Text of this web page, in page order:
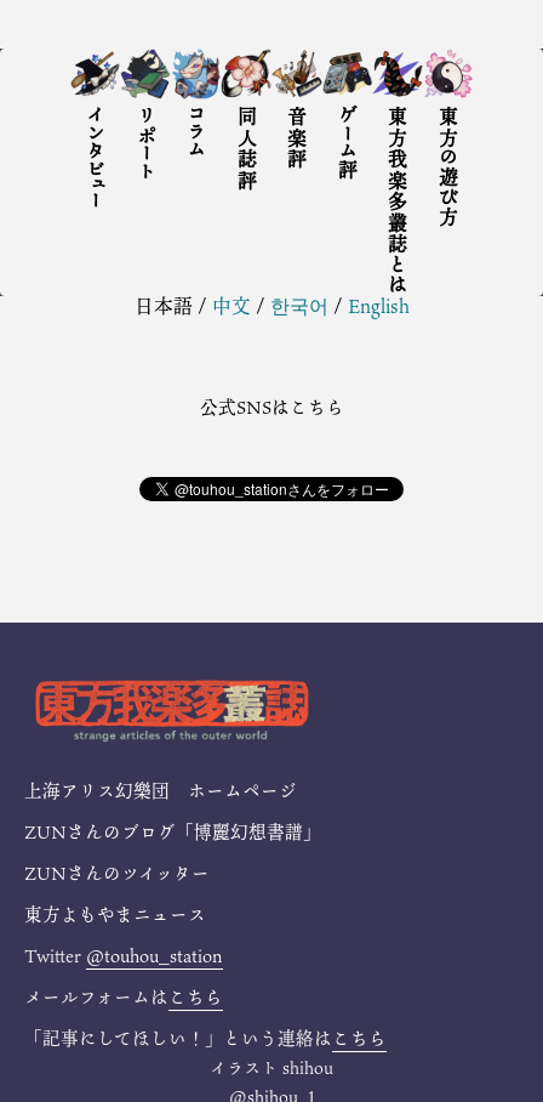
インタビュー リポート コラム 同人誌評 音楽評 ゲーム評 東方我楽多叢誌とは 東方の遊び方
日本語/ 中文 / 한국어 / English
公式SNSはこちら
上海アリス幻樂団 ホームページ
ZUNさんのブログ「博麗幻想書譜」
ZUNさんのツイッター
東方よもやまニュース
Twitter @touhou_station
メールフォームは こちら
「記事にしてほしい！」という連絡は こちら
イラスト shihou
@shihou_1